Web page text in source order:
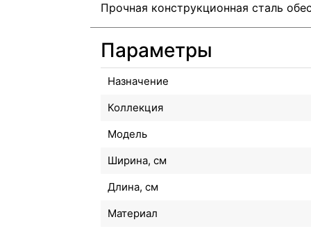
Прочная конструкционная сталь
Параметры
Назначение
Коллекция
Модель
Ширина, см
Длина, см
Материал